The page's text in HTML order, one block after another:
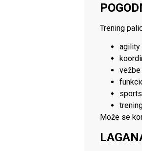
Trening
agility
Može se